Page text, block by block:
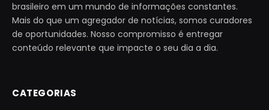
brasileiro em um mundo de informações constantes.
Mais do que um agregador de notícias, somos curadores
de oportunidades. Nosso compromisso é entregar
conteúdo relevante que impacte o seu dia a dia.
CATEGORIAS